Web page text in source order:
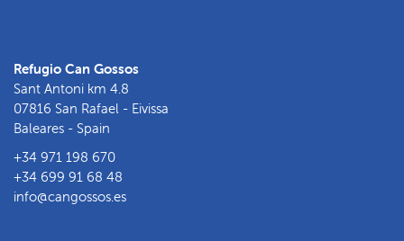
Refugio Can Gossos
Sant Antoni km 4.8
07816 San Rafael - Eivissa
Baleares - Spain
+34 971 198 670
+34 699 91 68 48
info@cangossos.es